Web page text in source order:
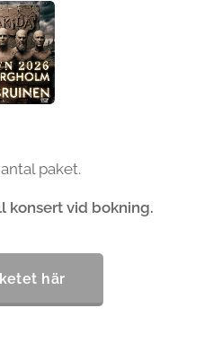
paket.
konsert vid bokning.
här